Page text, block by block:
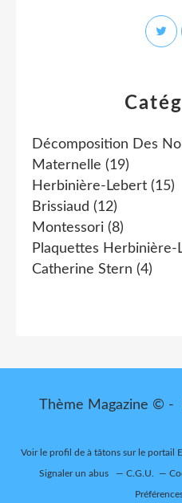
Décomposition Des
Maternelle (19)
Herbinière-Lebert (15)
Brissiaud (12)
Montessori (8)
Plaquettes Herbinière-
Catherine Stern (4)
Thème Magazine © -
Voir le profil de à tâtonssur le portail
Signaler un abus C.G.U.